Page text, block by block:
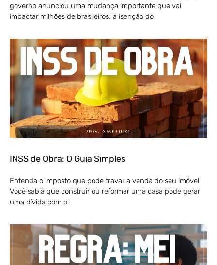
governo anunciou uma mudança importante que vai
impactar milhões de brasileiros: a isenção do
INSS de Obra: O Guia Simples
Entenda o imposto que pode travar a venda do seu imóvel
Você sabia que construir ou reformar uma casa pode gerar
uma dívida com o